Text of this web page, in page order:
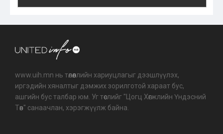
www.uih.mn нь төлөөллийн хариуцлагыг дээшлүүлэх,
иргэдийн хяналтыг дэмжих зорилготой хараат бус,
ашгийн бус талбар юм. Уг төслийг "Цогц Хөгжлийн Үндэсний
Төв" санаачлан, хэрэгжүүлж байна.